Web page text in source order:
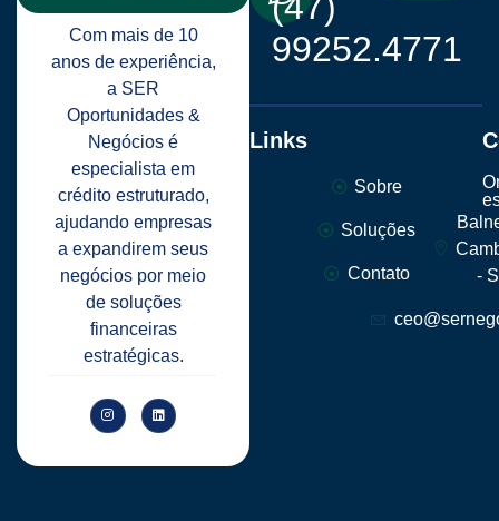
Com mais de 10
anos de experiência,
a SER
Oportunidades &
Negócios é
especialista em
crédito estruturado,
ajudando empresas
a expandirem seus
negócios por meio
de soluções
financeiras
estratégicas.
99252.4771
Links
Sobre
Soluções
Contato
-